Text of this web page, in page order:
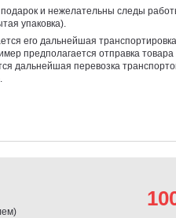
и нежелательны следы
упаковка).
его дальнейшая
предполагается отправка
дальнейшая перевозка